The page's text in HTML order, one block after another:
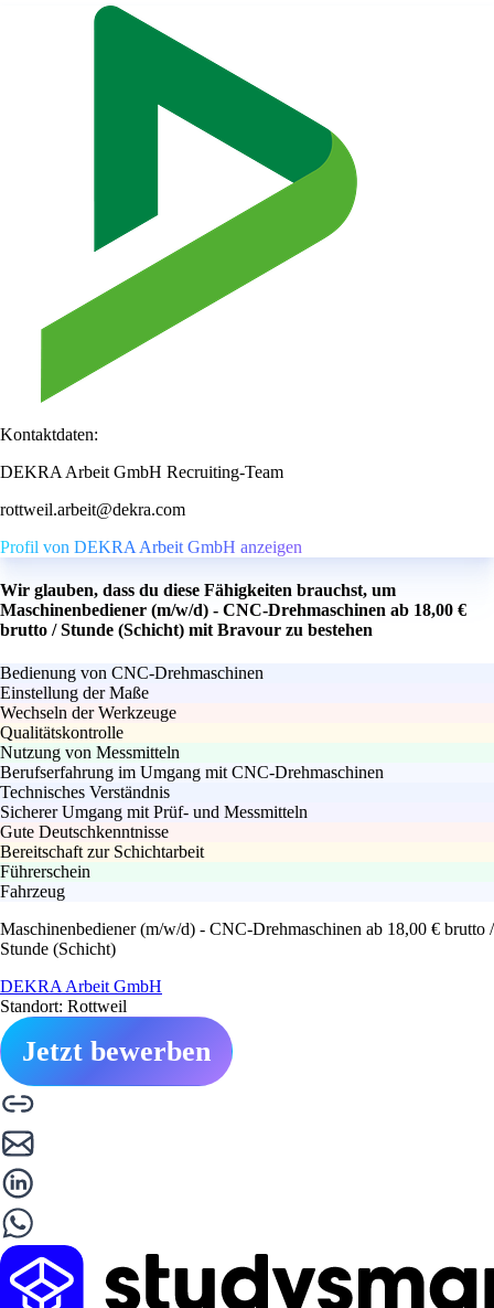
Kontaktdaten:
DEKRA Arbeit GmbH Recruiting-Team
rottweil.arbeit@dekra.com
Profil von DEKRA Arbeit GmbH anzeigen
Wir glauben, dass du diese Fähigkeiten brauchst, um
Maschinenbediener (m/w/d) - CNC-Drehmaschinen ab 18,00 €
brutto / Stunde (Schicht) mit Bravour zu bestehen
Bedienung von CNC-Drehmaschinen
Einstellung der Maße
Wechseln der Werkzeuge
Qualitätskontrolle
Nutzung von Messmitteln
Berufserfahrung im Umgang mit CNC-Drehmaschinen
Technisches Verständnis
Sicherer Umgang mit Prüf- und Messmitteln
Gute Deutschkenntnisse
Bereitschaft zur Schichtarbeit
Führerschein
Fahrzeug
Maschinenbediener (m/w/d) - CNC-Drehmaschinen ab 18,00 € brutto /
Stunde (Schicht)
DEKRA Arbeit GmbH
Standort: Rottweil
Jetzt bewerben